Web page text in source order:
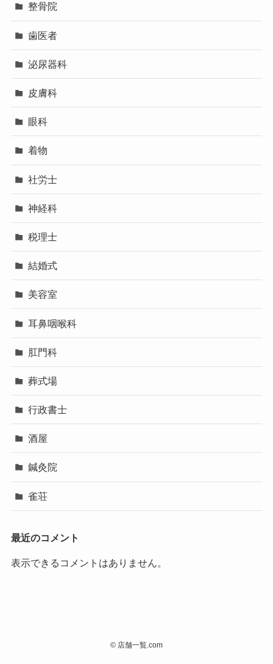
整骨院
歯医者
泌尿器科
皮膚科
眼科
着物
社労士
神経科
税理士
結婚式
美容室
耳鼻咽喉科
肛門科
葬式場
行政書士
酒屋
鍼灸院
雀荘
最近のコメント
表示できるコメントはありません。
© 店舗一覧.com